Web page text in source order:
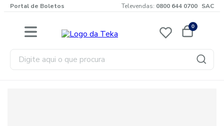
Portal de Boletos Televendas: 0800 644 0700 SAC
0
Digite aqui o que procura